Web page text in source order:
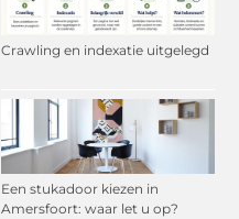
Crawling en indexatie uitgelegd
Een stukadoor kiezen in
Amersfoort: waar let u op?